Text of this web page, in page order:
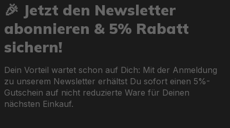
🎉 Jetzt den Newsletter
abonnieren & 5% Rabatt
sichern!
Dein Vorteil wartet schon auf Dich: Mit der Anmeldung
zu unserem Newsletter erhältst Du sofort einen 5%-
Gutschein auf nicht reduzierte Ware für Deinen
nächsten Einkauf.